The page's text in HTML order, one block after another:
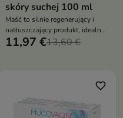
skóry suchej 100 ml
Maść to silnie regenerujący i
natłuszczający produkt, idealny
do codziennej pielęgnacji
11,97 €13,60 €
favorite_border